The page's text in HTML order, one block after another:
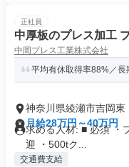
正社員
中厚板のプレス加工
中岡プレス工業株式会社
平均有休取得率88%／長
神奈川県綾瀬市吉岡東
月給28万円～40万円
求める人材: ■ 必須 ・
迎 ・500tク...
交通費支給